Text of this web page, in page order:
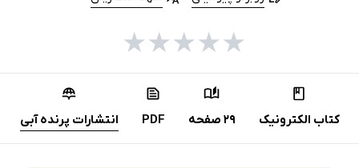
★
★
★
★
★
کتاب الکترونیک 29 صفحه PDF انتشارات پرنده آبی